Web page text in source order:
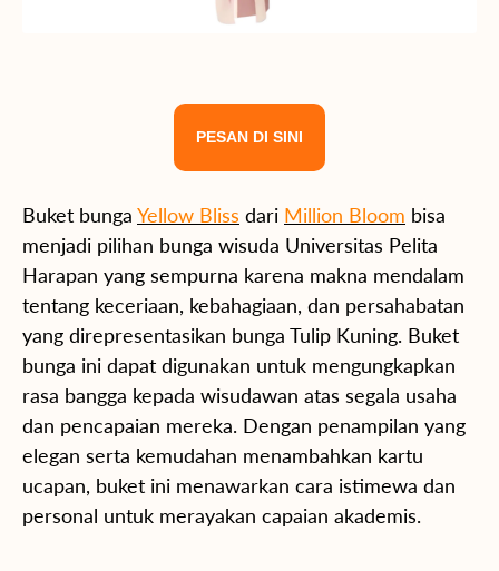
PESAN DI SINI
Buket bunga Yellow Bliss dari Million Bloom bisa
menjadi pilihan bunga wisuda Universitas Pelita
Harapan yang sempurna karena makna mendalam
tentang keceriaan, kebahagiaan, dan persahabatan
yang direpresentasikan bunga Tulip Kuning. Buket
bunga ini dapat digunakan untuk mengungkapkan
rasa bangga kepada wisudawan atas segala usaha
dan pencapaian mereka. Dengan penampilan yang
elegan serta kemudahan menambahkan kartu
ucapan, buket ini menawarkan cara istimewa dan
personal untuk merayakan capaian akademis.